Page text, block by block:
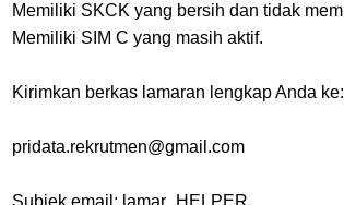
Memiliki SKCK yang bersih dan tidak
Memiliki SIM C yang masih aktif.
Kirimkan berkas lamaran lengkap Anda ke:
pridata.rekrutmen@gmail.com